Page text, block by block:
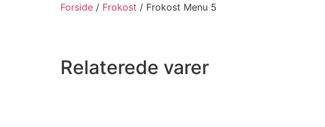
Forside / Frokost / Frokost Menu 5
Relaterede varer